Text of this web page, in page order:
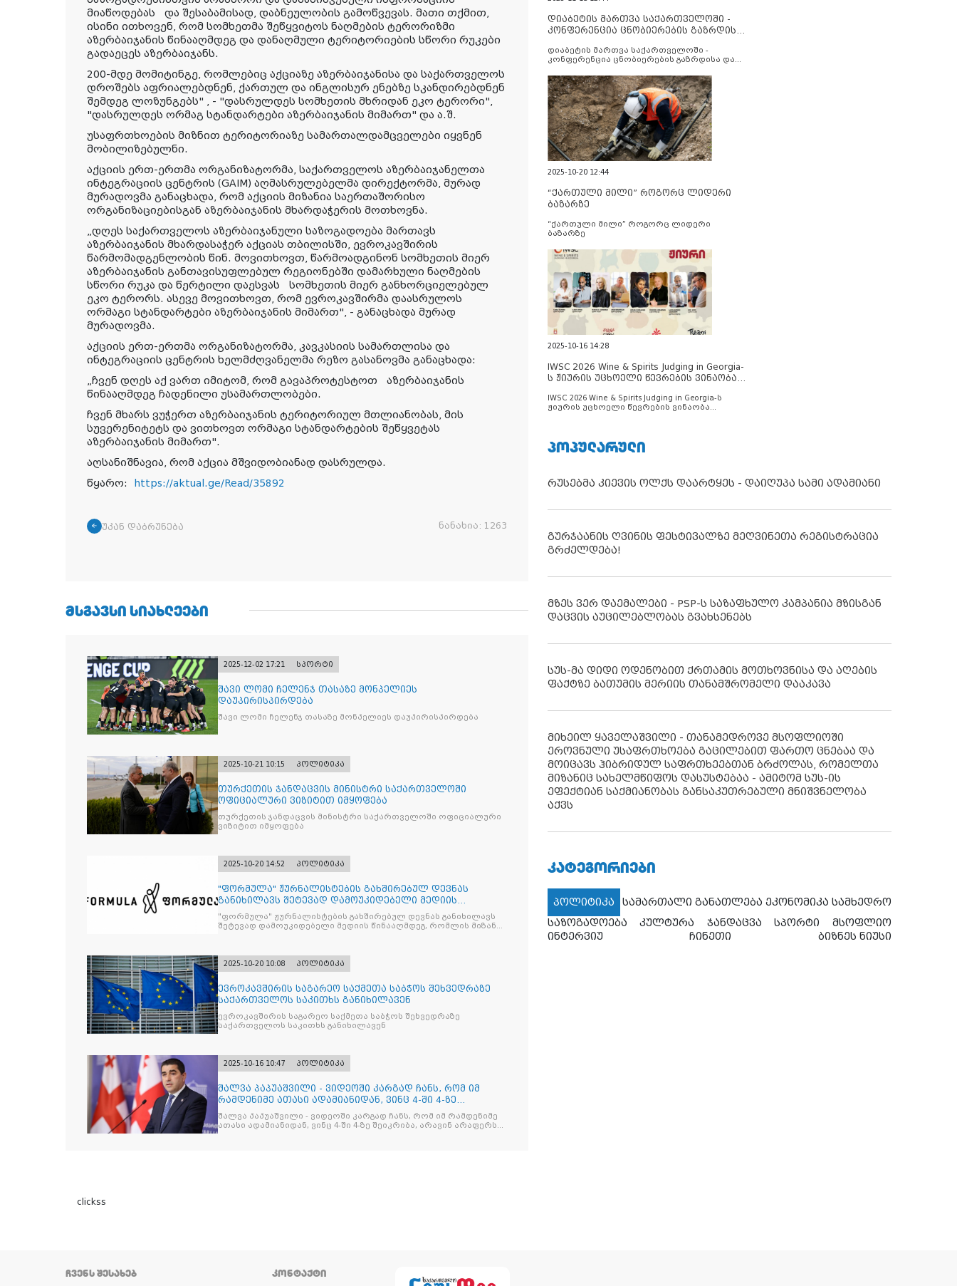
მიაწოდებას და შესაბამისად, დაბნეულობის გამოწვევას. მათი თქმით,
ისინი ითხოვენ, რომ სომხეთმა შეწყვიტოს ნაღმების ტერორიზმი
აზერბაიჯანის წინააღმდეგ და დანაღმული ტერიტორიების სწორი რუკები
გადაეცეს აზერბაიჯანს.
200-მდე მომიტინგე, რომლებიც აქციაზე აზერბაიჯანისა და საქართველოს
დროშებს აფრიალებდნენ, ქართულ და ინგლისურ ენებზე სკანდირებდნენ
შემდეგ ლოზუნგებს" , - "დასრულდეს სომხეთის მხრიდან ეკო ტერორი",
"დასრულდეს ორმაგ სტანდარტები აზერბაიჯანის მიმართ" და ა.შ.
უსაფრთხოების მიზნით ტერიტორიაზე სამართალდამცველები იყვნენ
მობილიზებულნი.
აქციის ერთ-ერთმა ორგანიზატორმა, საქართველოს აზერბაიჯანელთა
ინტეგრაციის ცენტრის (GAIM) აღმასრულებელმა დირექტორმა, მურად
მურადოვმა განაცხადა, რომ აქციის მიზანია საერთაშორისო
ორგანიზაციებისგან აზერბაიჯანის მხარდაჭერის მოთხოვნა.
„დღეს საქართველოს აზერბაიჯანული საზოგადოება მართავს
აზერბაიჯანის მხარდასაჭერ აქციას თბილისში, ევროკავშირის
წარმომადგენლობის წინ. მოვითხოვთ, წარმოადგინონ სომხეთის მიერ
აზერბაიჯანის განთავისუფლებულ რეგიონებში დამარხული ნაღმების
სწორი რუკა და წერტილი დაესვას სომხეთის მიერ განხორციელებულ
ეკო ტერორს. ასევე მოვითხოვთ, რომ ევროკავშირმა დაასრულოს
ორმაგი სტანდარტები აზერბაიჯანის მიმართ", - განაცხადა მურად
მურადოვმა.
აქციის ერთ-ერთმა ორგანიზატორმა, კავკასიის სამართლისა და
ინტეგრაციის ცენტრის ხელმძღვანელმა რეზო გასანოვმა განაცხადა:
„ჩვენ დღეს აქ ვართ იმიტომ, რომ გავაპროტესტოთ აზერბაიჯანის
წინააღმდეგ ჩადენილი უსამართლობები.
ჩვენ მხარს ვუჭერთ აზერბაიჯანის ტერიტორიულ მთლიანობას, მის
სუვერენიტეტს და ვითხოვთ ორმაგი სტანდარტების შეწყვეტას
აზერბაიჯანის მიმართ".
აღსანიშნავია, რომ აქცია მშვიდობიანად დასრულდა.
წყარო:
https://aktual.ge/Read/35892
უკან დაბრუნება ნანახია: 1263
ᲛᲡᲒᲐᲕᲡᲘ ᲡᲘᲐᲮᲚᲔᲔᲑᲘ
2025-12-02 17:21 სპორტი
შავი ლომი ჩელენჯ თასაზე მონპელიეს
დაუპირისპირდება
შავი ლომი ჩელენჯ თასაზე მონპელიეს დაუპირისპირდება
2025-10-21 10:15 პოლიტიკა
თურქეთის ჯანდაცვის მინისტრი საქართველოში
ოფიციალური ვიზიტით იმყოფება
თურქეთის ჯანდაცვის მინისტრი საქართველოში ოფიციალური
ვიზიტით იმყოფება
2025-10-20 14:52 პოლიტიკა
"ფორმულა" ჟურნალისტების გახშირებულ დევნას
განიხილავს შეტევად დამოუკიდებელი მედიის
წინააღმდ
"ფორმულა" ჟურნალისტების გახშირებულ დევნას განიხილავს
შეტევად დამოუკიდებელი მედიის წინააღმდეგ, რომლის მიზანი
2025-10-20 10:08 პოლიტიკა
ევროკავშირის საგარეო საქმეთა საბჭოს შეხვედრაზე
საქართველოს საკითხს განიხილავენ
ევროკავშირის საგარეო საქმეთა საბჭოს შეხვედრაზე
საქართველოს საკითხს განიხილავენ
2025-10-16 10:47 პოლიტიკა
შალვა პაპუაშვილი - ვიდეოში კარგად ჩანს, რომ იმ
რამდენიმე ათასი ადამიანიდან, ვინც 4-ში 4-ზე
შეიკრიბა,
შალვა პაპუაშვილი - ვიდეოში კარგად ჩანს, რომ იმ რამდენიმე
ათასი ადამიანიდან, ვინც 4-ში 4-ზე შეიკრიბა, არავინ არაფერს
clickss
დიაბეტის მართვა საქართველოში -
კონფერენცია ცნობიერების გაზრდისა
დიაბეტის მართვა საქართველოში -
კონფერენცია ცნობიერების გაზრდისა და
2025-10-20 12:44
“ქართული მილი” როგორც ლიდერი
ბაზარზე
“ქართული მილი” როგორც ლიდერი
ბაზარზე
2025-10-16 14:28
IWSC 2026 Wine & Spirits Judging in Georgia-
ს ჟიურის უცხოელი წევრების ვინაობა
IWSC 2026 Wine & Spirits Judging in Georgia-ს
ჟიურის უცხოელი წევრების ვინაობა
ᲞᲝᲞᲣᲚᲐᲠᲣᲚᲘ
რუსებმა კიევის ოლქს დაარტყეს - დაიღუპა სამი ადამიანი
გურჯაანის ღვინის ფესტივალზე მეღვინეთა რეგისტრაცია
გრძელდება!
მზეს ვერ დაემალები - PSP-ს საზაფხულო კამპანია მზისგან
დაცვის აუცილებლობას გვახსენებს
სუს-მა დიდი ოდენობით ქრთამის მოთხოვნისა და აღების
ფაქტზე ბათუმის მერიის თანამშრომელი დააკავა
მიხეილ ყაველაშვილი - თანამედროვე მსოფლიოში
ეროვნული უსაფრთხოება გაცილებით ფართო ცნებაა და
მოიცავს ჰიბრიდულ საფრთხეებთან ბრძოლას, რომელთა
მიზანიც სახელმწიფოს დასუსტებაა - ამიტომ სუს-ის
ეფექტიან საქმიანობას განსაკუთრებული მნიშვნელობა
აქვს
ᲙᲐᲢᲔᲒᲝᲠᲘᲔᲑᲘ
პოლიტიკა სამართალი განათლება ეკონომიკა სამხედრო
საზოგადოება
კულტურა ჯანდაცვა სპორტი
მსოფლიო
ინტერვიუ
ჩინეთი ბიზნეს ნიუსი
ᲩᲕᲔᲜᲡ ᲨᲔᲡᲐᲮᲔᲑ ᲙᲝᲜᲢᲐᲥᲢᲘ